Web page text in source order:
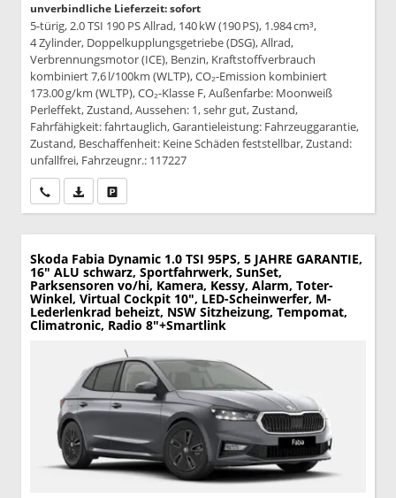
unverbindliche Lieferzeit: sofort
5-türig, 2.0 TSI 190 PS Allrad, 140 kW (190 PS), 1.984 cm³,
4 Zylinder, Doppelkupplungsgetriebe (DSG), Allrad,
Verbrennungsmotor (ICE), Benzin, Kraftstoffverbrauch
kombiniert 7,6 l/100km (WLTP), CO₂-Emission kombiniert
173.00 g/km (WLTP), CO₂-Klasse F, Außenfarbe: Moonweiß
Perleffekt, Zustand, Aussehen: 1, sehr gut, Zustand,
Fahrfähigkeit: fahrtauglich, Garantieleistung: Fahrzeuggarantie,
Zustand, Beschaffenheit: Keine Schäden feststellbar, Zustand:
unfallfrei, Fahrzeugnr.: 117227
Wir rufen Sie anPDF-Datei, Fahrzeugexposé drucken
Skoda Fabia Dynamic 1.0 TSI 95PS, 5 JAHRE GARANTIE,
16" ALU schwarz, Sportfahrwerk, SunSet,
Parksensoren vo/hi, Kamera, Kessy, Alarm, Toter-
Winkel, Virtual Cockpit 10", LED-Scheinwerfer, M-
Lederlenkrad beheizt, NSW Sitzheizung, Tempomat,
Climatronic, Radio 8"+Smartlink